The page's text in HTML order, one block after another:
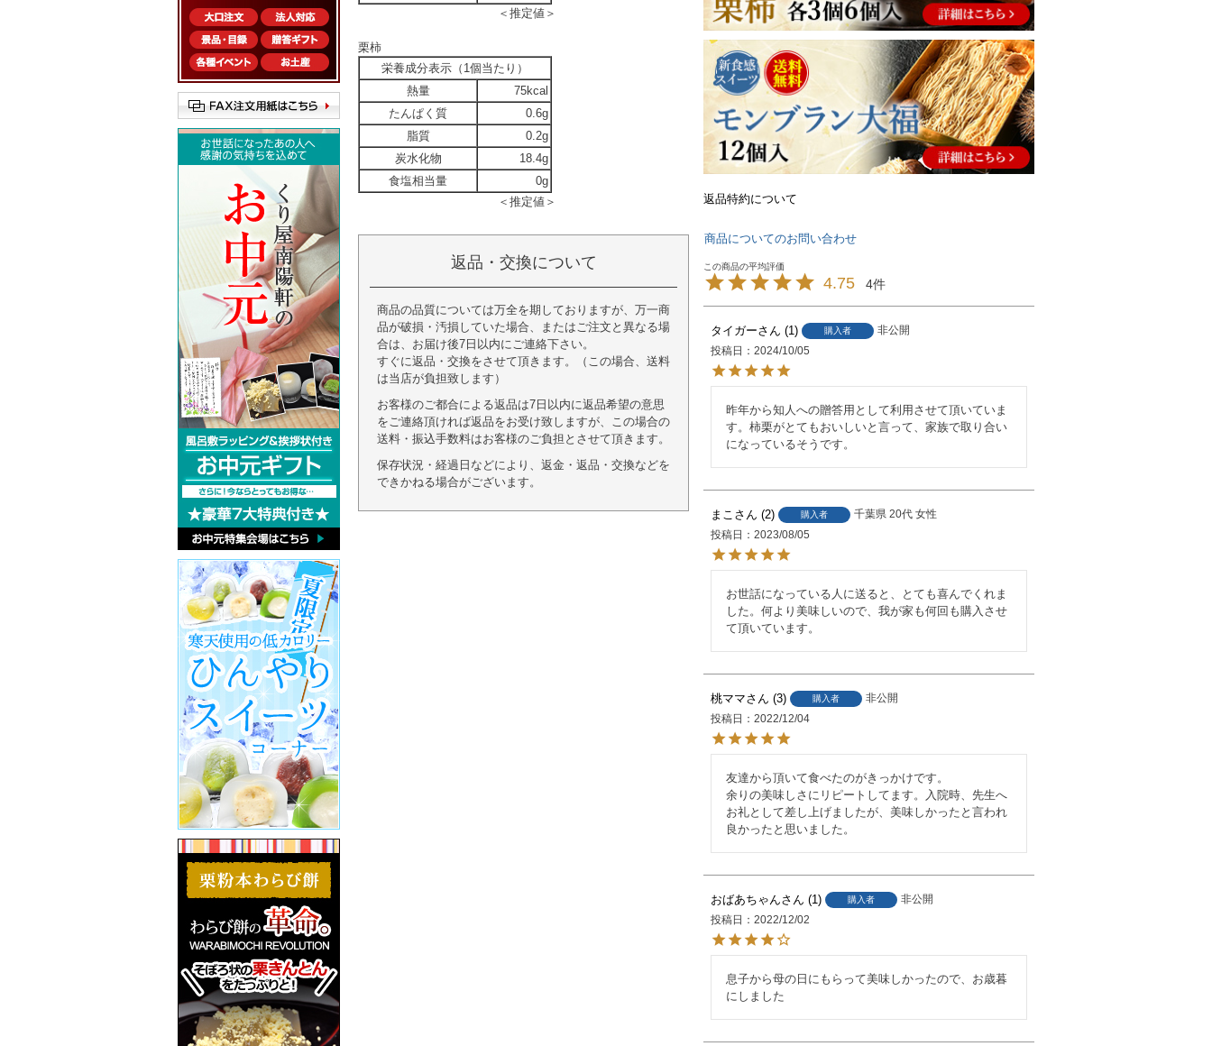
＜推定値＞
栗柿
栄養成分表示（1個当たり）
熱量
75kcal
たんぱく質
0.6g
脂質
0.2g
炭水化物
18.4g
食塩相当量
0g
＜推定値＞
返品・交換について
商品の品質については万全を期しておりますが、万一商
品が破損・汚損していた場合、またはご注文と異なる場
合は、お届け後7日以内にご連絡下さい。
すぐに返品・交換をさせて頂きます。（この場合、送料
は当店が負担致します）
お客様のご都合による返品は7日以内に返品希望の意思
をご連絡頂ければ返品をお受け致しますが、この場合の
送料・振込手数料はお客様のご負担とさせて頂きます。
保存状況・経過日などにより、返金・返品・交換などを
できかねる場合がございます。
返品特約について
商品についてのお問い合わせ
4.75 4
タイガー 1 購入者
非公開
投稿日
2024/10/05
昨年から知人への贈答用として利用させて頂いていま
す。柿栗がとてもおいしいと言って、家族で取り合い
になっているそうです。
まこ 2 購入者 千葉県 20代 女性
投稿日
2023/08/05
お世話になっている人に送ると、とても喜んでくれま
した。何より美味しいので、我が家も何回も購入させ
て頂いています。
桃ママ 3 購入者
非公開
投稿日
2022/12/04
友達から頂いて食べたのがきっかけです。
余りの美味しさにリピートしてます。入院時、先生へ
お礼として差し上げましたが、美味しかったと言われ
良かったと思いました。
おばあちゃん 1 購入者
非公開
投稿日
2022/12/02
息子から母の日にもらって美味しかったので、お歳暮
にしました